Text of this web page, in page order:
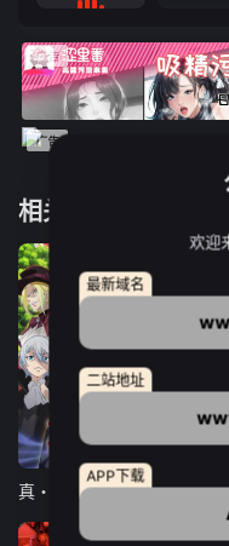
相关推荐
12集全
真・进化果 实不知不觉踏上胜利的人生 东
欢迎
最新域名
二站地址
APP下载